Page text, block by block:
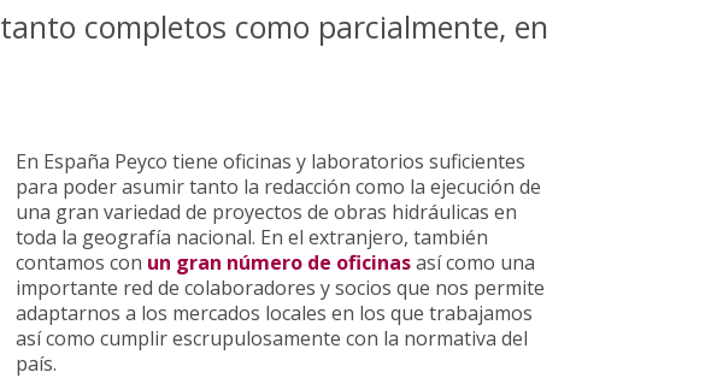
tanto completos como parcialmente, en
En España Peyco tiene oficinas y laboratorios suficientes
para poder asumir tanto la redacción como la ejecución de
una gran variedad de proyectos de obras hidráulicas en
toda la geografía nacional. En el extranjero, también
contamos con un gran número de oficinasasí como una
importante red de colaboradores y socios que nos permite
adaptarnos a los mercados locales en los que trabajamos
así como cumplir escrupulosamente con la normativa del
país.